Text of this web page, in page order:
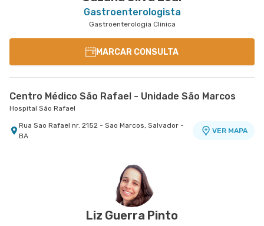
Gastroenterologista
Gastroenterologia Clinica
MARCAR CONSULTA
Centro Médico São Rafael - Unidade São Marcos
Hospital São Rafael
Rua Sao Rafael nr. 2152 - Sao Marcos, Salvador -
BA
VER MAPA
Liz Guerra Pinto